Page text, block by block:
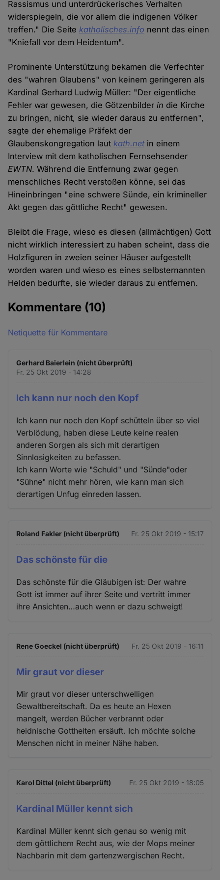
Rassismus und unterdrückerisches Verhalten
widerspiegeln, die vor allem die indigenen Völker
treffen." Die Seitekatholisches.info nennt das einen
"Kniefall vor dem Heidentum".
Prominente Unterstützung bekamen die Verfechter
des "wahren Glaubens" von keinem geringeren als
Kardinal Gerhard Ludwig Müller: "Der eigentliche
Fehler war gewesen, die Götzenbilderin die Kirche
zu bringen, nicht, sie wieder daraus zu entfernen",
sagte der ehemalige Präfekt der
Glaubenskongregation lautkath.netin einem
Interview mit dem katholischen Fernsehsender
EWTN. Während die Entfernung zwar gegen
menschliches Recht verstoßen könne, sei das
Hineinbringen "eine schwere Sünde, ein krimineller
Akt gegen das göttliche Recht" gewesen.
Bleibt die Frage, wieso es diesen (allmächtigen) Gott
nicht wirklich interessiert zu haben scheint, dass die
Holzfiguren in zweien seiner Häuser aufgestellt
worden waren und wieso es eines selbsternannten
Helden bedurfte, sie wieder daraus zu entfernen.
Kommentare (10)
Netiquette für Kommentare
Gerhard Baierlein (nicht überprüft)
Fr. 25 Okt 2019 - 14:28
Ich kann nur noch den Kopf
Ich kann nur noch den Kopf schütteln über so viel
Verblödung, haben diese Leute keine realen
anderen Sorgen als sich mit derartigen
Sinnlosigkeiten zu befassen.
Ich kann Worte wie "Schuld" und "Sünde"oder
"Sühne" nicht mehr hören, wie kann man sich
derartigen Unfug einreden lassen.
Roland Fakler (nicht überprüft) Fr. 25 Okt 2019 - 15:17
Das schönste für die
Das schönste für die Gläubigen ist: Der wahre
Gott ist immer auf ihrer Seite und vertritt immer
ihre Ansichten…auch wenn er dazu schweigt!
Rene Goeckel (nicht überprüft) Fr. 25 Okt 2019 - 16:11
Mir graut vor dieser
Mir graut vor dieser unterschwelligen
Gewaltbereitschaft. Da es heute an Hexen
mangelt, werden Bücher verbrannt oder
heidnische Gottheiten ersäuft. Ich möchte solche
Menschen nicht in meiner Nähe haben.
Karol Dittel (nicht überprüft) Fr. 25 Okt 2019 - 18:05
Kardinal Müller kennt sich
Kardinal Müller kennt sich genau so wenig mit
dem göttlichem Recht aus, wie der Mops meiner
Nachbarin mit dem gartenzwergischen Recht.